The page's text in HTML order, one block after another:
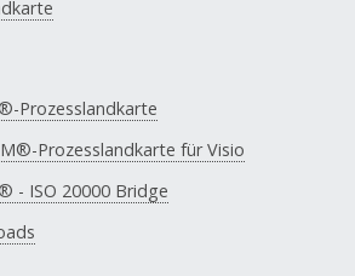
Prozesslandkarte
Prozesslandkarte für Visio
- ISO 20000 Bridge